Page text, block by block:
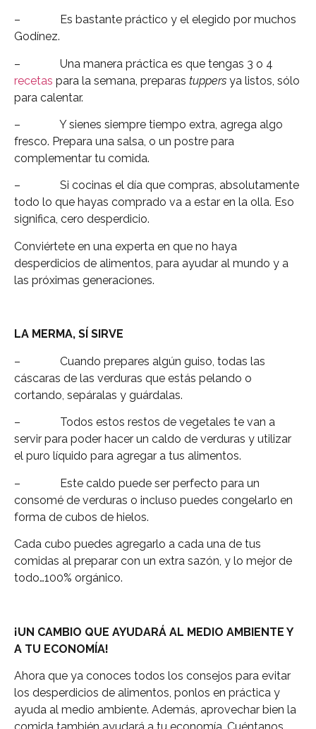
– Es bastante práctico y el elegido por muchos
Godínez.
– Una manera práctica es que tengas 3 o 4
recetas para la semana, preparas tuppers ya listos, sólo
para calentar.
– Y sienes siempre tiempo extra, agrega algo
fresco. Prepara una salsa, o un postre para
complementar tu comida.
– Si cocinas el día que compras, absolutamente
todo lo que hayas comprado va a estar en la olla. Eso
significa, cero desperdicio.
Conviértete en una experta en que no haya
desperdicios de alimentos, para ayudar al mundo y a
las próximas generaciones.
LA MERMA, SÍ SIRVE
– Cuando prepares algún guiso, todas las
cáscaras de las verduras que estás pelando o
cortando, sepáralas y guárdalas.
– Todos estos restos de vegetales te van a
servir para poder hacer un caldo de verduras y utilizar
el puro líquido para agregar a tus alimentos.
– Este caldo puede ser perfecto para un
consomé de verduras o incluso puedes congelarlo en
forma de cubos de hielos.
Cada cubo puedes agregarlo a cada una de tus
comidas al preparar con un extra sazón, y lo mejor de
todo…100% orgánico.
¡UN CAMBIO QUE AYUDARÁ AL MEDIO AMBIENTE Y
A TU ECONOMÍA!
Ahora que ya conoces todos los consejos para evitar
los desperdicios de alimentos, ponlos en práctica y
ayuda al medio ambiente. Además, aprovechar bien la